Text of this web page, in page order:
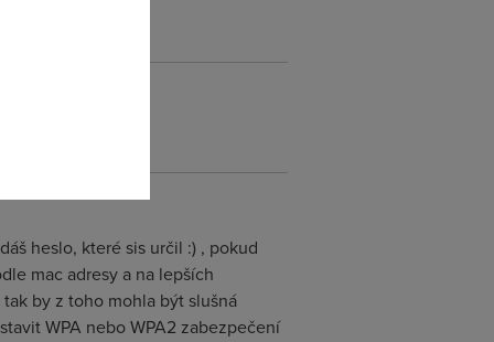
heslo, které sis určil :) , pokud
mac adresy a na lepších
by z toho mohla být slušná
WPA nebo WPA2 zabezpečení